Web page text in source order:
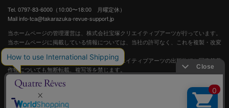
Tel. 0797-83-6000（10:00〜18:00 月曜定休）
Mail info-tca@takarazuka-revue-support.jp
当ホームページの管理運営は、株式会社宝塚クリエイティブアーツが行っています。
当ホームページに掲載している情報については、当社の許可なく、これを複製・改変
することを固く禁止します。
また、阪急電鉄並びに宝塚歌劇団、宝塚クリエイティブアーツの出版物ほか写真等著
作物についても無断転載、複写等を禁じます。
宝塚歌劇公式ホームページ
JASRAC許諾番号：S0507081515